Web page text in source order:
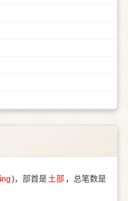
)，部首是 ⼟部 ，总笔数是